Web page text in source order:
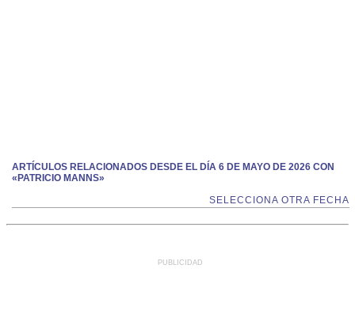
ARTÍCULOS RELACIONADOS DESDE EL DÍA 6 DE MAYO DE 2026 CON
«PATRICIO MANNS»
SELECCIONA OTRA FECHA
PUBLICIDAD